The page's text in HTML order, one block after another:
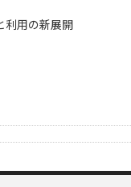
利用の新展開